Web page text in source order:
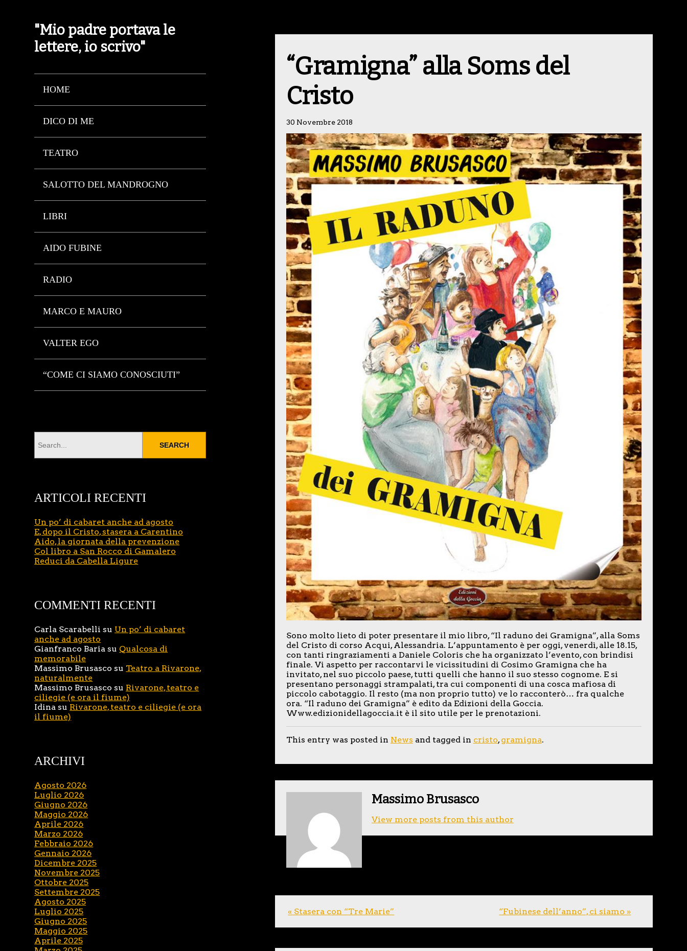
"Mio padre portava le
lettere, io scrivo"
HOME
DICO DI ME
TEATRO
SALOTTO DEL MANDROGNO
LIBRI
AIDO FUBINE
RADIO
MARCO E MAURO
VALTER EGO
“COME CI SIAMO CONOSCIUTI”
“Gramigna” alla Soms del
Cristo
30 Novembre 2018
Sono molto lieto di poter presentare il mio libro, “Il raduno dei Gramigna”, alla Soms
del Cristo di corso Acqui, Alessandria. L’appuntamento è per oggi, venerdì, alle 18.15,
con tanti ringraziamenti a Daniele Coloris che ha organizzato l’evento, con brindisi
finale. Vi aspetto per raccontarvi le vicissitudini di Cosimo Gramigna che ha
invitato, nel suo piccolo paese, tutti quelli che hanno il suo stesso cognome. E si
presentano personaggi strampalati, tra cui componenti di una cosca mafiosa di
piccolo cabotaggio. Il resto (ma non proprio tutto) ve lo racconterò… fra qualche
ora. “Il raduno dei Gramigna” è edito da Edizioni della Goccia.
Www.edizionidellagoccia.it è il sito utile per le prenotazioni.
This entry was posted in News and tagged in cristo,gramigna.
Massimo Brusasco
View more posts from this author
« Stasera con “Tre Marie” “Fubinese dell’anno”, ci siamo »
ARTICOLI RECENTI
Un po’ di cabaret anche ad agosto
E, dopo il Cristo, stasera a Carentino
Aido, la giornata della prevenzione
Col libro a San Rocco di Gamalero
Reduci da Cabella Ligure
COMMENTI RECENTI
Carla Scarabelli su Un po’ di cabaret
anche ad agosto
Gianfranco Baria su Qualcosa di
memorabile
Massimo Brusasco su Teatro a Rivarone,
naturalmente
Massimo Brusasco su Rivarone, teatro e
ciliegie (e ora il fiume)
Idina su Rivarone, teatro e ciliegie (e ora
il fiume)
ARCHIVI
Agosto 2026
Luglio 2026
Giugno 2026
Maggio 2026
Aprile 2026
Marzo 2026
Febbraio 2026
Gennaio 2026
Dicembre 2025
Novembre 2025
Ottobre 2025
Settembre 2025
Agosto 2025
Luglio 2025
Giugno 2025
Maggio 2025
Aprile 2025